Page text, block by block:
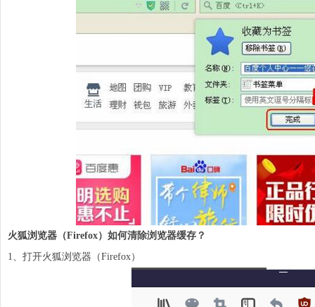
火狐浏览器（Firefox）如何清除浏览器缓存？
1、打开火狐浏览器（Firefox）